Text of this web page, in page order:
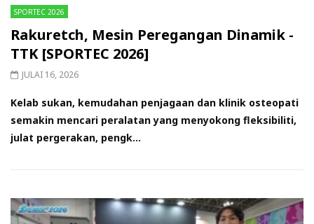
SPORTEC 2026
Rakuretch, Mesin Peregangan Dinamik -
TTK [SPORTEC 2026]
JULAI 16, 2026
Kelab sukan, kemudahan penjagaan dan klinik osteopati
semakin mencari peralatan yang menyokong fleksibiliti,
julat pergerakan, pengk...